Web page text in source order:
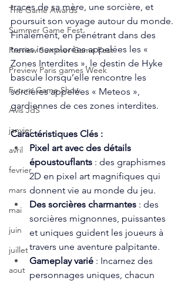
The Game Awards
Summer Game Fest
Preview Summer Game Fest
Preview Paris games Week
Future Game Show
Avis JdS
janvier
avril
fevrier
mars
mai
juin
juillet
aout
traces de sa mère, une sorcière, et
poursuit son voyage autour du monde.
Finalement, en pénétrant dans des
terres inexplorées appelées les «
Zones Interdites », le destin de Hyke
bascule lorsqu’elle rencontre les
sorcières appelées « Meteos »,
gardiennes de ces zones interdites.
Caractéristiques Clés :
Pixel art avec des détails
époustouflants : des graphismes
2D en pixel art magnifiques qui
donnent vie au monde du jeu.
Des sorcières charmantes : des
sorcières mignonnes, puissantes
et uniques guident les joueurs à
travers une aventure palpitante.
Gameplay varié : Incarnez des
personnages uniques, chacun